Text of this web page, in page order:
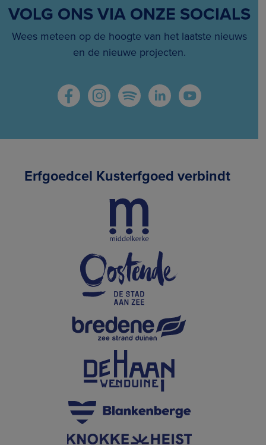
VOLG ONS VIA ONZE SOCIALS
Wees meteen op de hoogte van het laatste nieuws
en de nieuwe projecten.
Erfgoedcel Kusterfgoed verbindt